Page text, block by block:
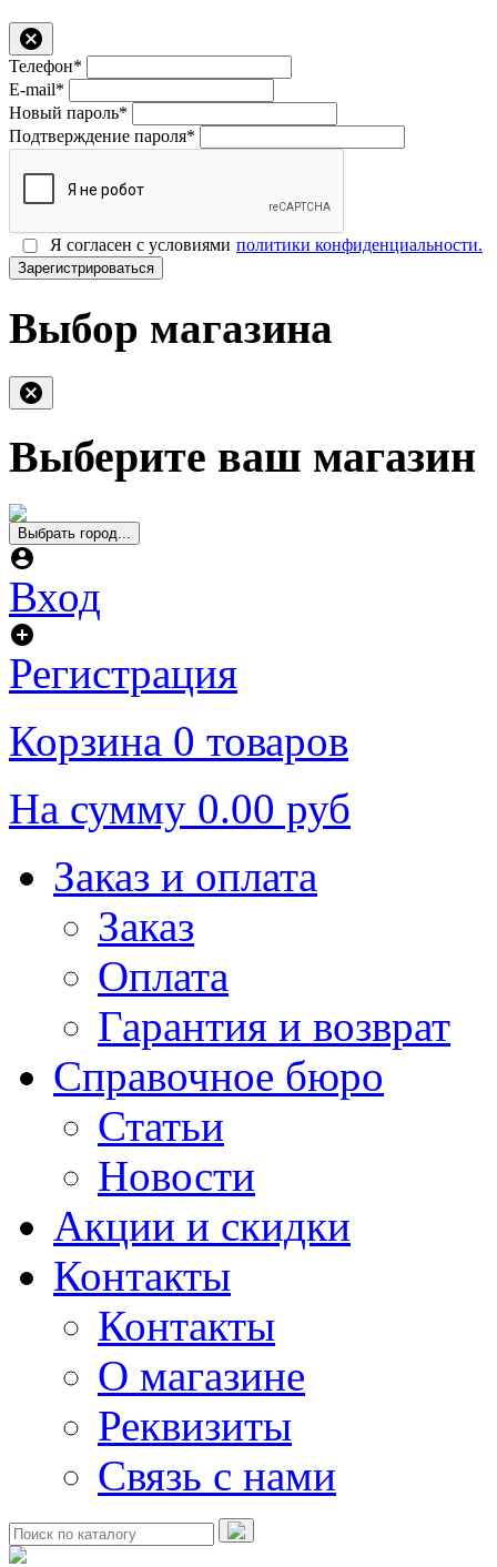
Телефон*
E-mail*
Новый пароль*
Подтверждение пароля*
Я согласен с условиями политики конфиденциальности.
Зарегистрироваться
Выбор магазина
Выберите ваш магазин
Выбрать город...
Вход
Регистрация
Корзина 0 товаров
На сумму 0.00 руб
Заказ и оплата
Заказ
Оплата
Гарантия и возврат
Справочное бюро
Статьи
Новости
Акции и скидки
Контакты
Контакты
О магазине
Реквизиты
Связь с нами